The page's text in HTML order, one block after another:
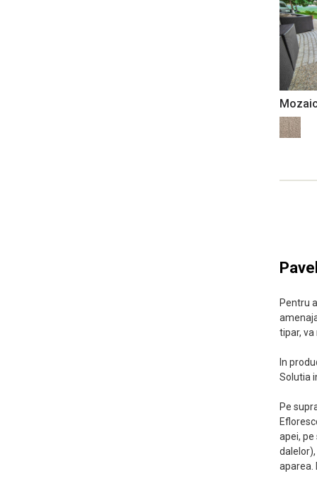
Pentru
tipar,
In
Solutia
Pe
apei,
aparea.